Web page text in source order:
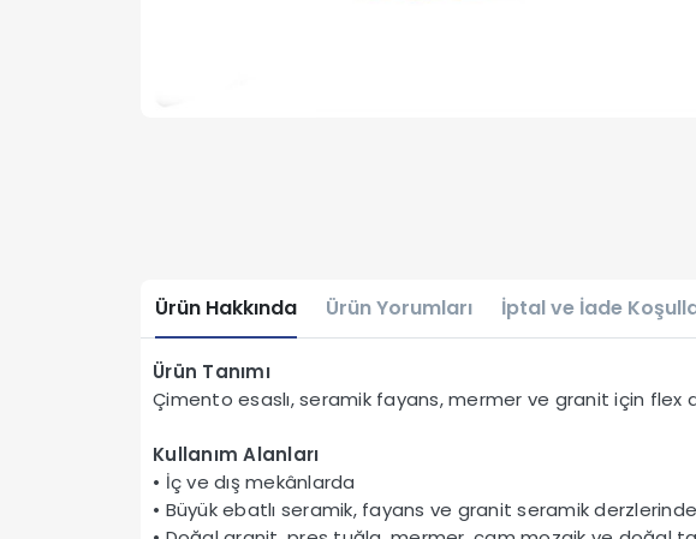
Ürün Hakkında Ürün Yorumları İptal ve İade
Ürün Tanımı
Çimento esaslı, seramik fayans, mermer ve granit için flex
Kullanım Alanları
• İç ve dış mekânlarda
• Büyük ebatlı seramik, fayans ve granit seramik derzlerinde